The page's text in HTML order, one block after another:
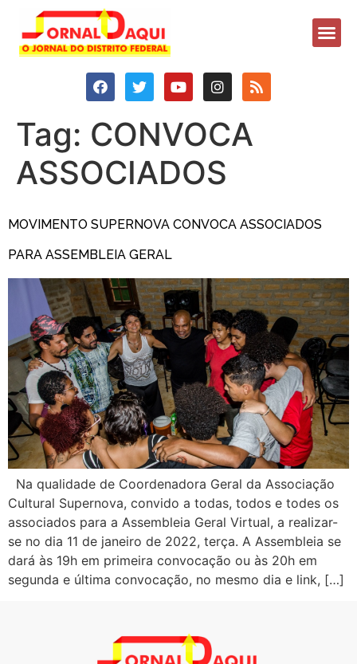
Tag: CONVOCA
ASSOCIADOS
MOVIMENTO SUPERNOVA CONVOCA ASSOCIADOS
PARA ASSEMBLEIA GERAL
Na qualidade de Coordenadora Geral da Associação
Cultural Supernova, convido a todas, todos e todes os
associados para a Assembleia Geral Virtual, a realizar-
se no dia 11 de janeiro de 2022, terça. A Assembleia se
dará às 19h em primeira convocação ou às 20h em
segunda e última convocação, no mesmo dia e link, […]